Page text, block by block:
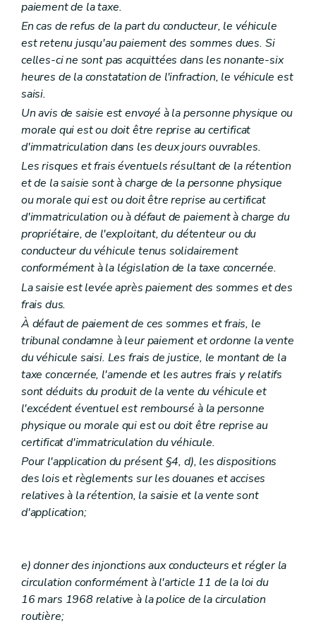
paiement de la taxe.
En cas de refus de la part du conducteur, le véhicule
est retenu jusqu'au paiement des sommes dues. Si
celles-ci ne sont pas acquittées dans les nonante-six
heures de la constatation de l'infraction, le véhicule est
saisi.
Un avis de saisie est envoyé à la personne physique ou
morale qui est ou doit être reprise au certificat
d'immatriculation dans les deux jours ouvrables.
Les risques et frais éventuels résultant de la rétention
et de la saisie sont à charge de la personne physique
ou morale qui est ou doit être reprise au certificat
d'immatriculation ou à défaut de paiement à charge du
propriétaire, de l'exploitant, du détenteur ou du
conducteur du véhicule tenus solidairement
conformément à la législation de la taxe concernée.
La saisie est levée après paiement des sommes et des
frais dus.
À défaut de paiement de ces sommes et frais, le
tribunal condamne à leur paiement et ordonne la vente
du véhicule saisi. Les frais de justice, le montant de la
taxe concernée, l'amende et les autres frais y relatifs
sont déduits du produit de la vente du véhicule et
l'excédent éventuel est remboursé à la personne
physique ou morale qui est ou doit être reprise au
certificat d'immatriculation du véhicule.
Pour l'application du présent §4, d), les dispositions
des lois et règlements sur les douanes et accises
relatives à la rétention, la saisie et la vente sont
d'application;
e)donner des injonctions aux conducteurs et régler la
circulation conformément à l'article 11 de la loi du
16 mars 1968 relative à la police de la circulation
routière;